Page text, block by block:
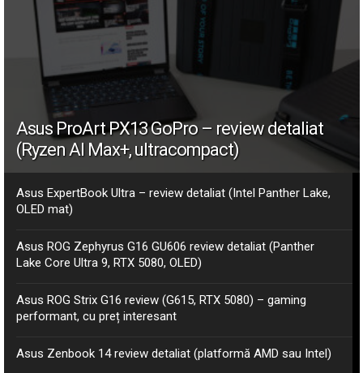
Asus ProArt PX13 GoPro – review detaliat
(Ryzen AI Max+, ultracompact)
Asus ExpertBook Ultra – review detaliat (Intel Panther Lake,
OLED mat)
Asus ROG Zephyrus G16 GU606 review detaliat (Panther
Lake Core Ultra 9, RTX 5080, OLED)
Asus ROG Strix G16 review (G615, RTX 5080) – gaming
performant, cu preț interesant
Asus Zenbook 14 review detaliat (platformă AMD sau Intel)